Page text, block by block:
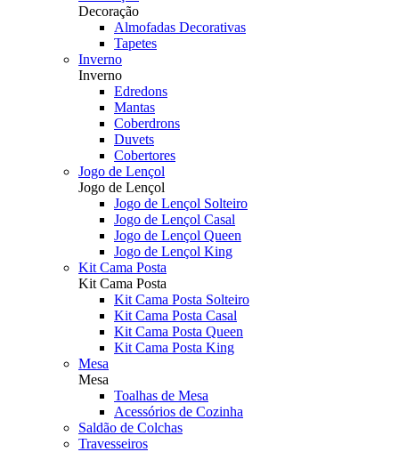
Decoração
Almofadas Decorativas
Tapetes
Inverno
Inverno
Edredons
Mantas
Coberdrons
Duvets
Cobertores
Jogo de Lençol
Jogo de Lençol
Jogo de Lençol Solteiro
Jogo de Lençol Casal
Jogo de Lençol Queen
Jogo de Lençol King
Kit Cama Posta
Kit Cama Posta
Kit Cama Posta Solteiro
Kit Cama Posta Casal
Kit Cama Posta Queen
Kit Cama Posta King
Mesa
Mesa
Toalhas de Mesa
Acessórios de Cozinha
Saldão de Colchas
Travesseiros